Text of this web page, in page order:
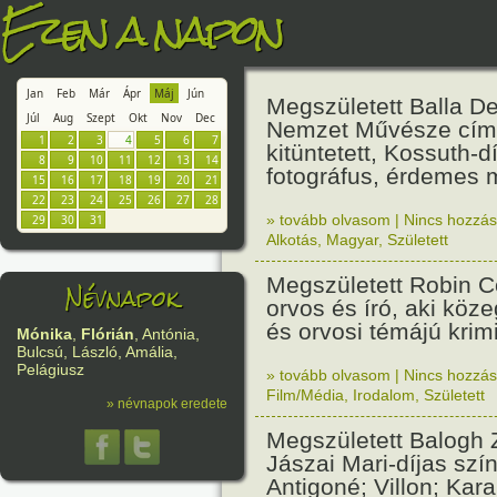
Ezen a napon
Jan Feb Már Ápr Máj
Jún
Júl
Aug Szept Okt Nov
Dec
1
2 3 4 5 6
7
8
9 10 11 12 13
14
15
16 17 18 19 20
21
22
23 24 25 26 27
28
29
30 31
Névnapok
Mónika, Flórián, Antónia,
Bulcsú, László, Amália,
Pelágiusz
» névnapok eredete
Megszületett Balla
Nemzet Művésze
kitüntetett, Kossuth-
fotográfus, érdemes
» tovább olvasom | Nincs
Alkotás Magyar, Született
Megszületett Robin
orvos és író, aki
és orvosi témájú
» tovább olvasom | Nincs
Film/Média
Irodalom Született
Megszületett Balogh
Jászai Mari-díjas
Antigoné; Villon;